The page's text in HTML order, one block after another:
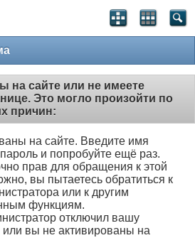
на сайте или не имеете
Это могло произойти по
причин:
на сайте. Введите имя
и попробуйте ещё раз.
прав для обращения к этой
вы пытаетесь обратиться к
или к другим
функциям.
отключил вашу
или вы не активированы на